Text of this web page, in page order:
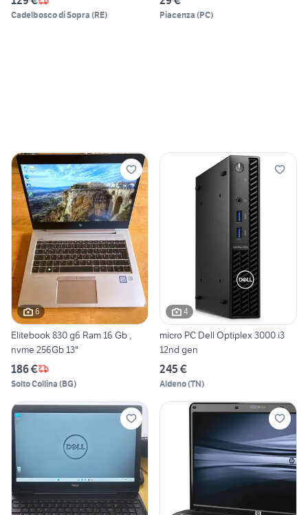
Cadelbosco di Sopra (RE) Piacenza (PC)
6
Elitebook 830 g6 Ram 16 Gb ,
nvme 256Gb 13"
186 €
Solto Collina (BG)
4
micro PC Dell Optiplex 3000 i3
12nd gen
245 €
Aldeno(TN)